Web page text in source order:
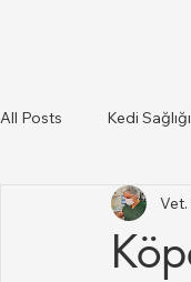
All Posts Kedi Sağlığı
Kediler Ve Köpekler